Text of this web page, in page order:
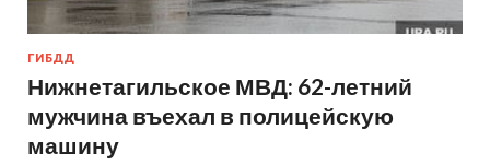
ГИБДД
Нижнетагильское МВД: 62-летний
мужчина въехал в полицейскую
машину